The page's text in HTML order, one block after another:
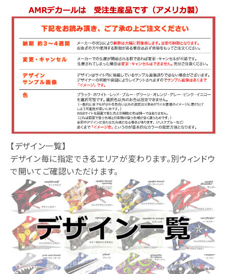
【デザイン一覧】
デザイン毎に指定できるエリアが変わります。別ウィンドウ
で開いてご確認いただけます。